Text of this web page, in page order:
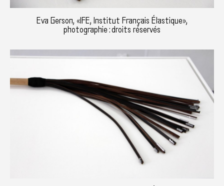
Eva Gerson, «IFE, Institut Français Élastique»,
photographie : droits réservés